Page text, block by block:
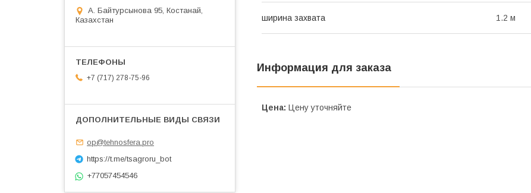
ширина захвата 1.2 м
Информация для заказа
Цена: Цену уточняйте
А. Байтурсынова 95, Костанай,
Казахстан
+7 (717) 278-75-96
op@tehnosfera.pro
https://t.me/tsagroru_bot
+77057454546